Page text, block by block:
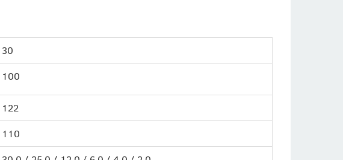
30
100
122
110